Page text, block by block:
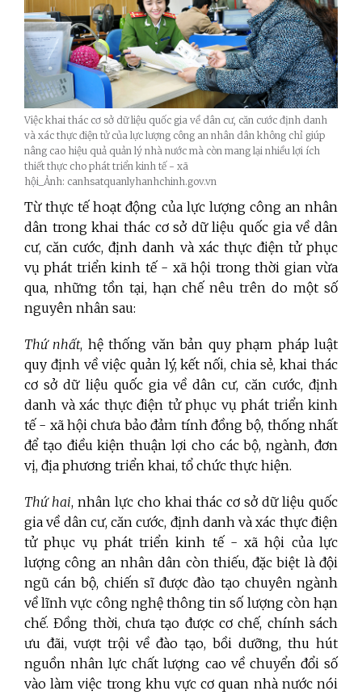
Việc khai thác cơ sở dữ liệu quốc gia về dân cư, căn cước định danh
và xác thực điện tử của lực lượng công an nhân dân không chỉ giúp
nâng cao hiệu quả quản lý nhà nước mà còn mang lại nhiều lợi ích
thiết thực cho phát triển kinh tế - xã
hội_Ảnh: canhsatquanlyhanhchinh.gov.vn
Từ thực tế hoạt động của lực lượng công an nhân
dân trong khai thác cơ sở dữ liệu quốc gia về dân
cư, căn cước, định danh và xác thực điện tử phục
vụ phát triển kinh tế - xã hội trong thời gian vừa
qua, những tồn tại, hạn chế nêu trên do một số
nguyên nhân sau:
Thứ nhất, hệ thống văn bản quy phạm pháp luật
quy định về việc quản lý, kết nối, chia sẻ, khai thác
cơ sở dữ liệu quốc gia về dân cư, căn cước, định
danh và xác thực điện tử phục vụ phát triển kinh
tế - xã hội chưa bảo đảm tính đồng bộ, thống nhất
để tạo điều kiện thuận lợi cho các bộ, ngành, đơn
vị, địa phương triển khai, tổ chức thực hiện.
Thứ hai, nhân lực cho khai thác cơ sở dữ liệu quốc
gia về dân cư, căn cước, định danh và xác thực điện
tử phục vụ phát triển kinh tế - xã hội của lực
lượng công an nhân dân còn thiếu, đặc biệt là đội
ngũ cán bộ, chiến sĩ được đào tạo chuyên ngành
về lĩnh vực công nghệ thông tin số lượng còn hạn
chế. Đồng thời, chưa tạo được cơ chế, chính sách
ưu đãi, vượt trội về đào tạo, bồi dưỡng, thu hút
nguồn nhân lực chất lượng cao về chuyển đổi số
vào làm việc trong khu vực cơ quan nhà nước nói